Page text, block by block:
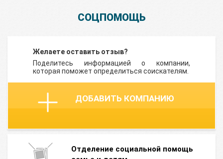
СОЦПОМОЩЬ
Желаете оставить отзыв?
Поделитесь информацией о компании,
которая поможет определиться соискателям.
ДОБАВИТЬ КОМПАНИЮ
Отделение социальной помощь